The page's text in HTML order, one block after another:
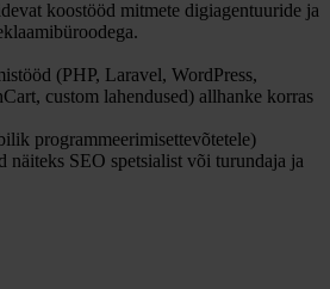
koostööd mitmete digiagentuuride ja
(PHP, Laravel, WordPress,
custom lahendused) allhanke korras
programmeerimisettevõtetele)
näiteks SEO spetsialist või turundaja ja